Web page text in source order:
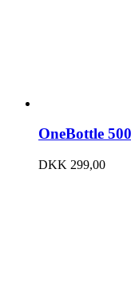
OneBottle
DKK 299,00